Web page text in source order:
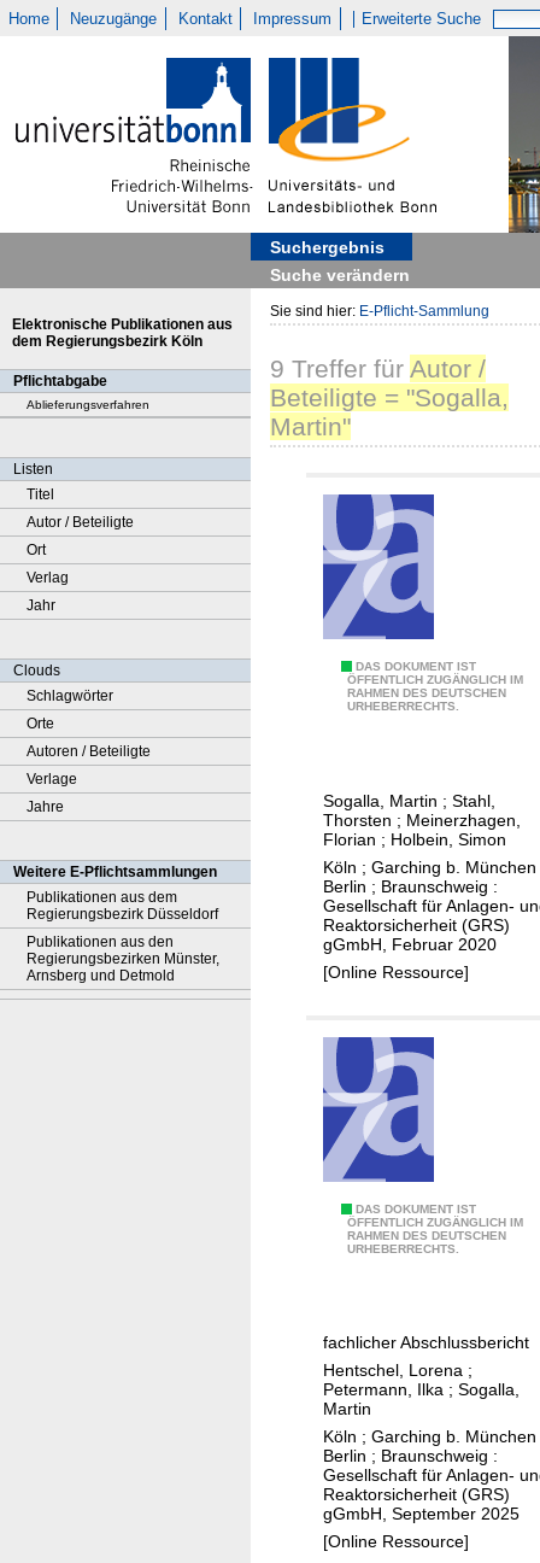
Home Neuzugänge Kontakt Impressum Erweiterte Suche
Suchergebnis
Suche verändern
Elektronische Publikationen aus
dem Regierungsbezirk Köln
Pflichtabgabe
Ablieferungsverfahren
Listen
Titel
Autor / Beteiligte
Ort
Verlag
Jahr
Clouds
Schlagwörter
Orte
Autoren / Beteiligte
Verlage
Jahre
Weitere E-Pflichtsammlungen
Publikationen aus dem
Regierungsbezirk Düsseldorf
Publikationen aus den
Regierungsbezirken Münster,
Arnsberg und Detmold
Sie sind hier: E-Pflicht-Sammlung
9 Treffer für Autor /
Beteiligte = "Sogalla,
Martin"
DAS DOKUMENT IST
ÖFFENTLICH ZUGÄNGLICH IM
RAHMEN DES DEUTSCHEN
URHEBERRECHTS.
u
d
e
r
w
i
s
e
s
h
h
e
n
u
n
d
t
e
Sogalla, Martin ; Stahl,
Thorsten ; Meinerzhagen,
Florian ; Holbein, Simon
Köln ; Garching b. München
Berlin ; Braunschweig :
Gesellschaft für Anlagen-
Reaktorsicherheit (GRS)
gGmbH, Februar 2020
[Online Ressource]
DAS DOKUMENT IST
ÖFFENTLICH ZUGÄNGLICH IM
RAHMEN DES DEUTSCHEN
URHEBERRECHTS.
u
u
n
d
A
u
f
b
fachlicher Abschlussbericht
Hentschel, Lorena ;
Petermann, Ilka ; Sogalla,
Martin
Köln ; Garching b. München
Berlin ; Braunschweig :
Gesellschaft für Anlagen-
Reaktorsicherheit (GRS)
gGmbH, September 2025
[Online Ressource]